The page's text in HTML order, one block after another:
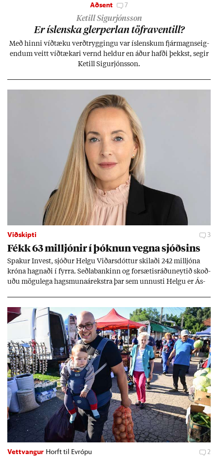
Aðsent 7
Ketill Sigurjónsson
Er ís­lenska glerperl­an töfra­ventill?
Með hinni víð­tæku verð­trygg­ingu var ís­lensk­um fjár­magns­eig­
end­um veitt víð­tæk­ari vernd held­ur en áð­ur hafði þekkst, seg­ir
Ketill Sig­ur­jóns­son.
Viðskipti 3
Fékk 63 millj­ón­ir í þókn­un vegna sjóðs­ins
Spak­ur In­vest, sjóð­ur Helgu Við­ars­dótt­ur skil­aði 242 millj­óna
króna hagn­aði í fyrra. Seðla­bank­inn og for­sæt­is­ráðu­neyt­ið skoð­
uðu mögu­lega hags­muna­árekstra þar sem unnusti Helgu er Ás­
Vettvangur Horft til Evrópu 2